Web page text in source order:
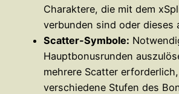
Charaktere, die mit dem
verbunden sind oder dieses
Scatter-Symbole:
Hauptbonusrunden
mehrere Scatter
verschiedene Stufen des